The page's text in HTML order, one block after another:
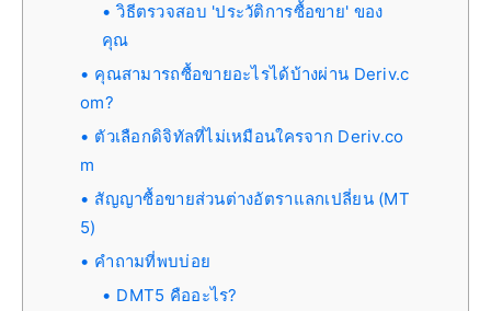
วิธีตรวจสอบ 'ประวัติการซื้อขาย' ของ
คุณ
คุณสามารถซื้อขายอะไรได้บ้างผ่าน Deriv.c
om?
ตัวเลือกดิจิทัลที่ไม่เหมือนใครจาก Deriv.co
m
สัญญาซื้อขายส่วนต่างอัตราแลกเปลี่ยน (MT
5)
คำถามที่พบบ่อย
DMT5 คืออะไร?